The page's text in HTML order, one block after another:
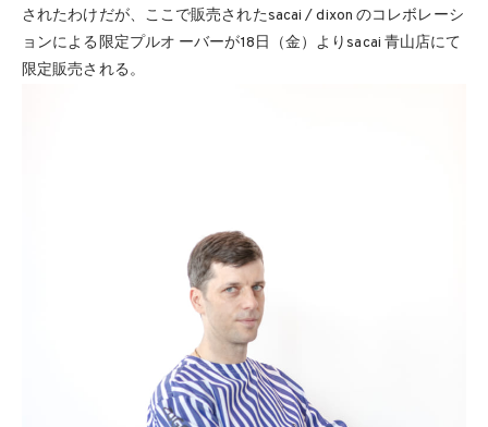
されたわけだが、ここで販売されたsacai / dixon のコレボレーシ
ョンによる限定プルオ ーバーが18日（金）よりsacai 青山店にて
限定販売される。